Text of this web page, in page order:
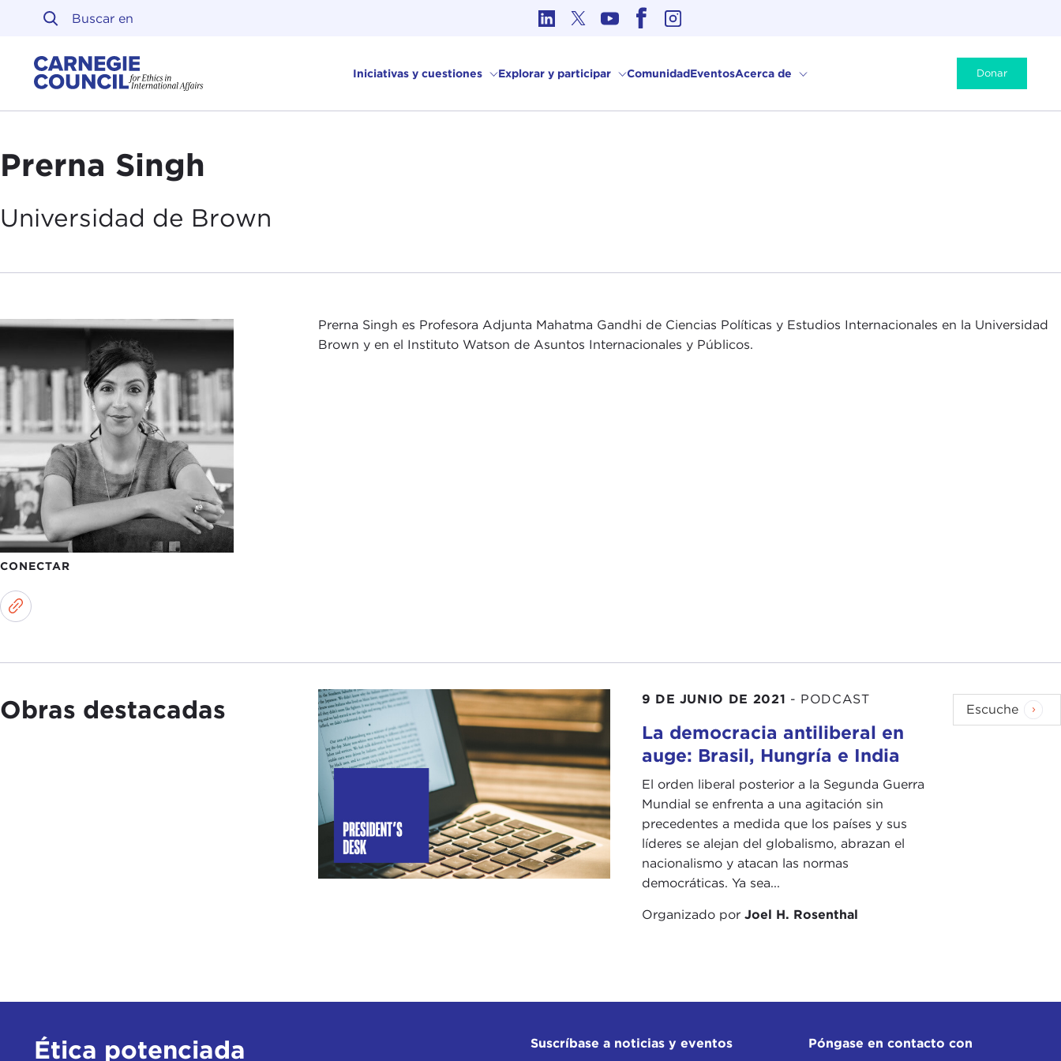
Ir al contenido
Iniciativas y cuestiones Explorar y participar ComunidadEventosAcerca de Donar
Prerna Singh
Universidad de Brown
CONECTAR
Prerna Singh es Profesora Adjunta Mahatma Gandhi de Ciencias Políticas y Estudios Internacionales en la Universidad
Brown y en el Instituto Watson de Asuntos Internacionales y Públicos.
Obras destacadas 9 DE JUNIO DE 2021 - PODCAST
La democracia antiliberal en
auge: Brasil, Hungría e India
El orden liberal posterior a la Segunda Guerra
Mundial se enfrenta a una agitación sin
precedentes a medida que los países y sus
líderes se alejan del globalismo, abrazan el
nacionalismo y atacan las normas
democráticas. Ya sea...
Organizado por Joel H. Rosenthal
Escuche
Ética potenciada Suscríbase a noticias y eventos Póngase en contacto con